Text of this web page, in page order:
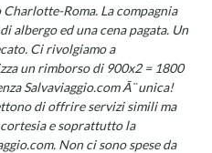
Roma. La compagnia
albergo ed una cena pagata. Un
Ci rivolgiamo a
un rimborso di 900x2 = 1800
Salvaviaggio.com Ã¨ unica!
di offrire servizi simili ma
e soprattutto la
Non ci sono spese da